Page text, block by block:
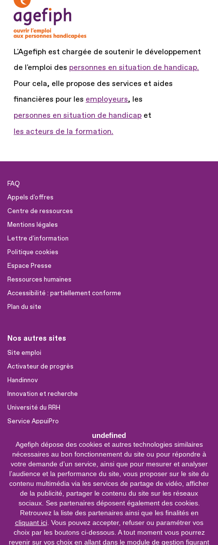
undefined
Agefiph dépose des cookies et autres technologies similaires
nécessaires au bon fonctionnement du site ou pour répondre à
votre demande d’un service, ainsi que pour mesurer et analyser
l’audience et la performance du site, vous proposer sur le site du
contenu multimédia via les services de partage de vidéo, afficher
de la publicité, partager le contenu du site sur les réseaux
sociaux. Ses partenaires déposent également des cookies.
Retrouvez la liste des partenaires ainsi que les finalités en
cliquant ici. Vous pouvez accepter, refuser ou paramétrer vos
choix par les boutons ci-dessous. A tout moment vous pourrez
revenir sur vos choix en allant dans le module de gestion figurant
L'Agefiph est chargée de soutenir le développement
de l'emploi des personnes en situation de handicap.
Pour cela, elle propose des services et aides
financières pour les employeurs, les
personnes en situation de handicap et
les acteurs de la formation.
FAQ
Appels d'offres
Centre de ressources
Mentions légales
Lettre d'information
Politique cookies
Espace Presse
Ressources humaines
Accessibilité : partiellement conforme
Plan du site
Nos autres sites
Site emploi
Activateur de progrès
Handinnov
Innovation et recherche
Université du RRH
Service AppuiPro
Nous suivre
Youtube
Linkedin
Facebook
0 800 11 10 09
Service &
appel gratuits